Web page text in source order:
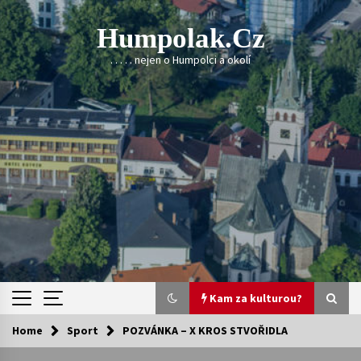
Skip
to
content
Humpolak.cz
. . . . . nejen o Humpolci a okolí
Kam za kulturou?
Kam za kulturou?
Home Sport POZVÁNKA – X KROS STVOŘIDLA